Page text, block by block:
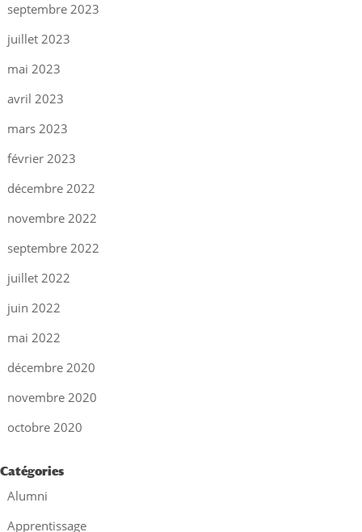
septembre 2023
juillet 2023
mai 2023
avril 2023
mars 2023
février 2023
décembre 2022
novembre 2022
septembre 2022
juillet 2022
juin 2022
mai 2022
décembre 2020
novembre 2020
octobre 2020
Catégories
Alumni
Apprentissage